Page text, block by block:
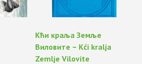
Kћи краља Земље
Виловите – Kći kralja
Zemlje Vilovite